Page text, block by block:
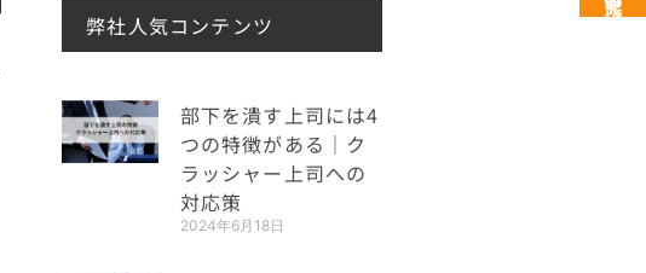
弊社人気コンテンツ
部下を潰す上司には4
つの特徴がある｜ク
ラッシャー上司への
対応策
2024年6月18日